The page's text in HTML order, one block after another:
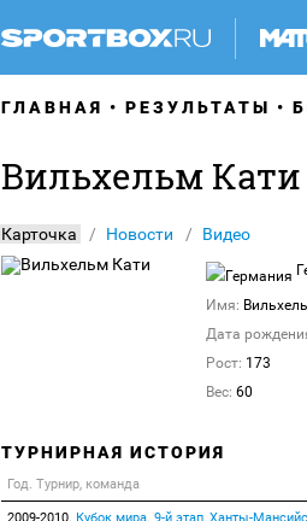
ГЛАВНАЯ РЕЗУЛЬТАТЫ
Вильхельм Кати
Карточка Новости Видео
Имя:
Дата
Рост: 173
Вес: 60
ТУРНИРНАЯ ИСТОРИЯ
Год. Турнир, команда